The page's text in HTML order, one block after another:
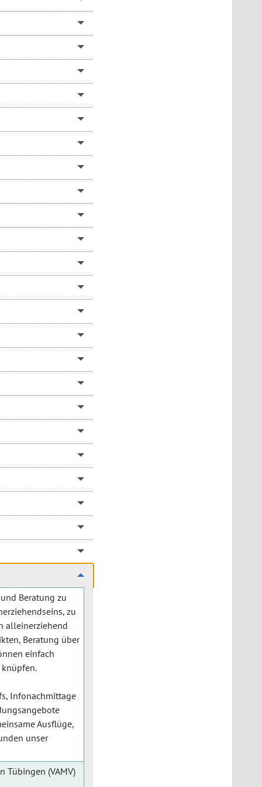
Beratung zu
zu
alleinerziehend
Beratung über
einfach
Infonachmittage
Ausflüge,
unser
Tübingen (VAMV)